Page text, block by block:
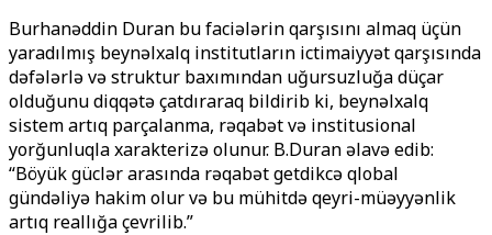
Burhanəddin Duran bu faciələrin qarşısını almaq üçün
yaradılmış beynəlxalq institutların ictimaiyyət qarşısında
dəfələrlə və struktur baxımından uğursuzluğa düçar
olduğunu diqqətə çatdıraraq bildirib ki, beynəlxalq
sistem artıq parçalanma, rəqabət və institusional
yorğunluqla xarakterizə olunur. B.Duran əlavə edib:
“Böyük güclər arasında rəqabət getdikcə qlobal
gündəliyə hakim olur və bu mühitdə qeyri-müəyyənlik
artıq reallığa çevrilib.”